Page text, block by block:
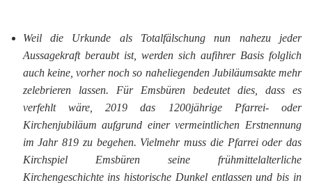
Weil die Urkunde als Totalfälschung nun nahezu jeder
Aussagekraft beraubt ist, werden sich aufihrer Basis folglich
auch keine, vorher noch so naheliegenden Jubiläumsakte mehr
zelebrieren lassen. Für Emsbüren bedeutet dies, dass es
verfehlt wäre, 2019 das 1200jährige Pfarrei- oder
Kirchenjubiläum aufgrund einer vermeintlichen Erstnennung
im Jahr 819 zu begehen. Vielmehr muss die Pfarrei oder das
Kirchspiel Emsbüren seine frühmittelalterliche
Kirchengeschichte ins historische Dunkel entlassen und bis in